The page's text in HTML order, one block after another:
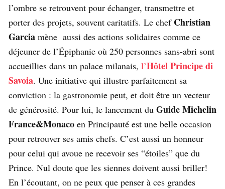
l’ombre se retrouvent pour échanger, transmettre et
porter des projets, souvent caritatifs. Le chef Christian
Garcia mène aussi des actions solidaires comme ce
déjeuner de l’Épiphanie où 250 personnes sans-abri sont
accueillies dans un palace milanais, l’Hôtel Principe di
Savoia. Une initiative qui illustre parfaitement sa
conviction : la gastronomie peut, et doit être un vecteur
de générosité. Pour lui, le lancement du Guide Michelin
France&Monaco en Principauté est une belle occasion
pour retrouver ses amis chefs. C’est aussi un honneur
pour celui qui avoue ne recevoir ses “étoiles” que du
Prince. Nul doute que les siennes doivent aussi briller!
En l’écoutant, on ne peux que penser à ces grandes